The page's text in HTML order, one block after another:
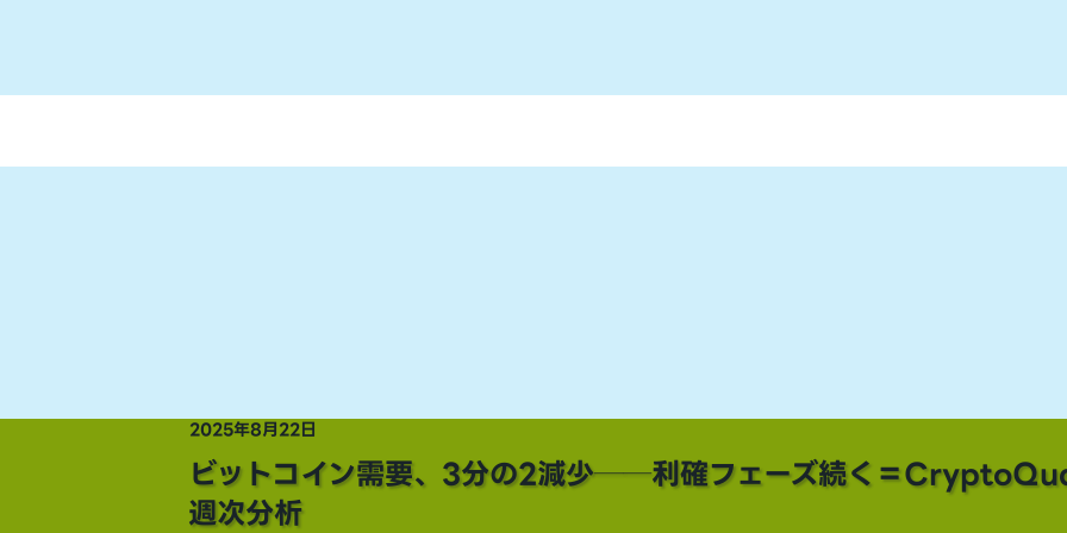
2025年8月22日
ビットコイン需要、3分の2減少──利確フェーズ続く＝
週次分析